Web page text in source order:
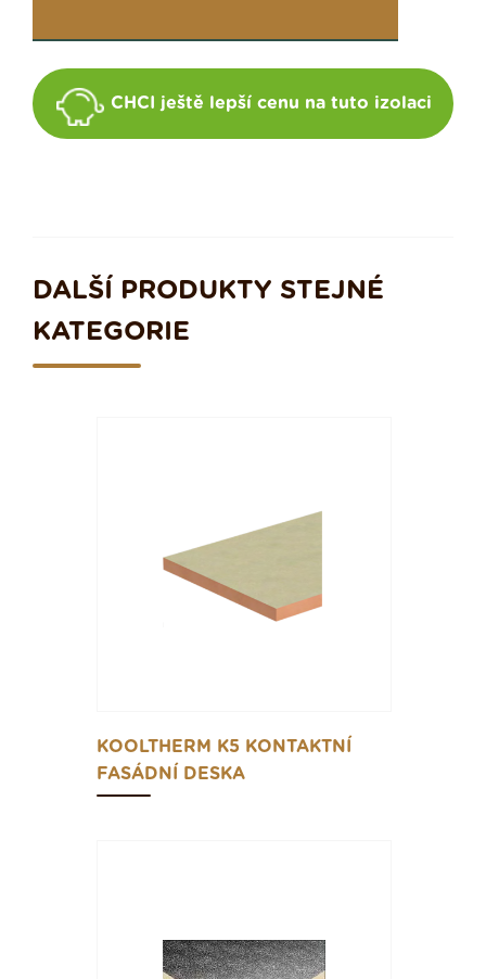
CHCI ještě lepší cenu na tuto izolaci
DALŠÍ PRODUKTY STEJNÉ
KATEGORIE
KOOLTHERM K5 KONTAKTNÍ
FASÁDNÍ DESKA